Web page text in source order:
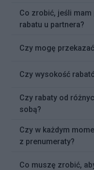
Co zrobić, jeśli
rabatu u partnera?
Czy mogę
Czy wysokość
Czy rabaty od
sobą?
Czy w każdym
z prenumeraty?
Co muszę zrobić,